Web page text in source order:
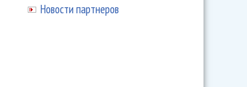
Новости партнеров